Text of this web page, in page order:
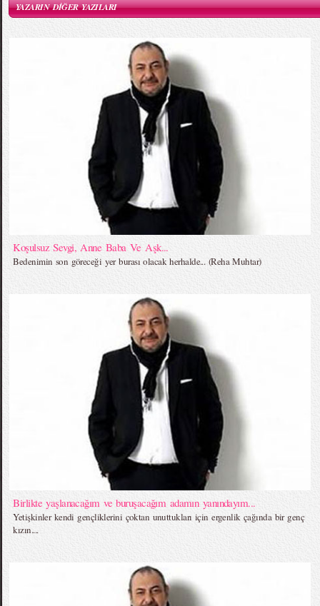
YAZARIN DİĞER YAZILARI
Koşulsuz Sevgi, Anne Baba Ve Aşk...
Bedenimin son göreceği yer burası olacak herhalde... (Reha Muhtar)
Birlikte yaşlanacağım ve buruşacağım adamın yanındayım...
Yetişkinler kendi gençliklerini çoktan unuttukları için ergenlik çağında bir genç
kızın....